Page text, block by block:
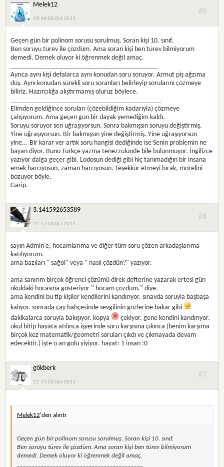
Melek12
19:48 03 Oct 2011
#5
Geçen gün bir polinom sorusu sorulmuş. Soran kişi 10. sınıf.
Ben soruyu türev ile çözdüm. Ama soran kişi ben türev bilmiyorum
demedi. Demek oluyor ki öğrenmek değil amaç.
Ayrıca aynı kişi defalarca aynı konudan soru soruyor. Armut piş ağzıma
düş. Aynı konudan sürekli soru soranları belirleyip sorularını çözmeye
biliriz. Hazırcılığa alıştırmamış oluruz böylece.
Elimden geldiğince soruları (çözebildiğim kadarıyla) çözmeye
çalışıyorum. Ama geçen gün bir dayak yemediğim kaldı.
Soruyu soruyor sen uğraşıyorsun. Sonra bakmışsın soruyu değiştirmiş.
Yine uğraşıyorsun. Bir bakmışsın yine değiştirmiş. Yine uğraşıyorsun
yine... Bir karar ver artık soru hangisi dediğinde ise Senin problemin ne
bayan diyor. Bunu Türkçe yazma tenezzülünde bile bulunmuyor. İngilizce
yazıyor dalga geçer gibi. Lodosun dediği gibi hiç tanımadığın bir insana
emek harcıyosun, zaman harcıyosun. Teşekkür etmeyi bırak, morelini
bozuyor böyle.
Garip.
3.141592653589
22:17 03 Oct 2011
#6
sayın Admin'e, hocamlarıma ve diğer tüm soru çözen arkadaşlarıma
katılıyorum.
ama bazıları " sağol" veya " nasıl çözdün?" yazıyor.
ama sanırım birçok öğrenci çözümü direk defterine yazarak ertesi gün
okuldaki hocasına gösteriyor " hocam çözdüm." diye.
ama kendini bu tip kişiler kendilerini kandırıyor. sınavda soruyla başbaşa
kalıyor. sonrada çay bahçesinde sevgilinin gözlerine bakar gibi
dakikalarca soruyla bakışıyor. kopya
çekiyor. gene kendini kandırıyor.
okul bitip hayata atılınca işyerinde soru karşısına çıkınca (benim karşıma
birçok kez matematik/geometri soruları çıkdı ve çıkmayada devam
edecektir.) işte o an golü yiyiyor. hayat: 1 insan :0
gökberk
22:31 03 Oct 2011
#7
Melek12'den alıntı
Geçen gün bir polinom sorusu sorulmuş. Soran kişi 10. sınıf.
Ben soruyu türev ile çözdüm. Ama soran kişi ben türev bilmiyorum
demedi. Demek oluyor ki öğrenmek değil amaç.